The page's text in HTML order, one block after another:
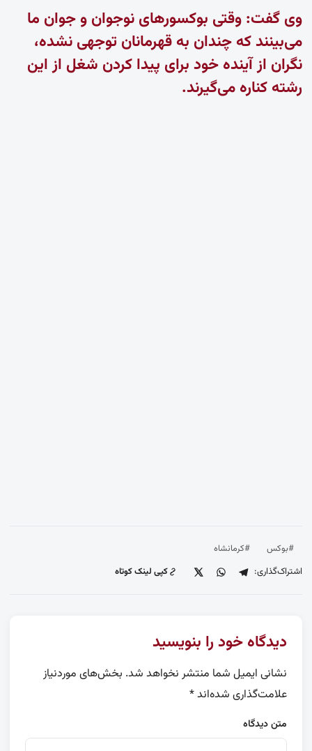
وی گفت: وقتی بوکسورهای نوجوان و جوان ما
می‌بینند که چندان به قهرمانان توجهی نشده،
نگران از آینده خود برای پیدا کردن شغل از این
رشته کناره می‌گیرند.
#بوکس
#کرمانشاه
اشتراک‌گذاری:
کپی لینک کوتاه
دیدگاه خود را بنویسید
نشانی ایمیل شما منتشر نخواهد شد. بخش‌های موردنیاز
علامت‌گذاری شده‌اند*
متن دیدگاه